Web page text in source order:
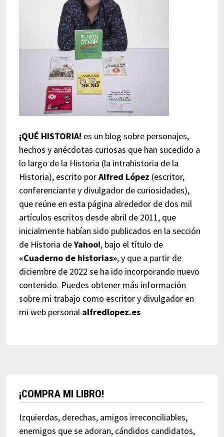
¡QUÉ HISTORIA! es un blog sobre personajes,
hechos y anécdotas curiosas que han sucedido a
lo largo de la Historia (la intrahistoria de la
Historia), escrito porAlfred López (escritor,
conferenciante y divulgador de curiosidades),
que reúne en esta página alrededor de dos mil
artículos escritos desde abril de 2011, que
inicialmente habían sido publicados en la sección
de Historia deYahoo!, bajo el título de
«Cuaderno de historias», y que a partir de
diciembre de 2022 se ha ido incorporando nuevo
contenido. Puedes obtener más información
sobre mi trabajo como escritor y divulgador en
mi web personal alfredlopez.es
¡COMPRA MI LIBRO!
Izquierdas, derechas, amigos irreconciliables,
enemigos que se adoran, cándidos candidatos,